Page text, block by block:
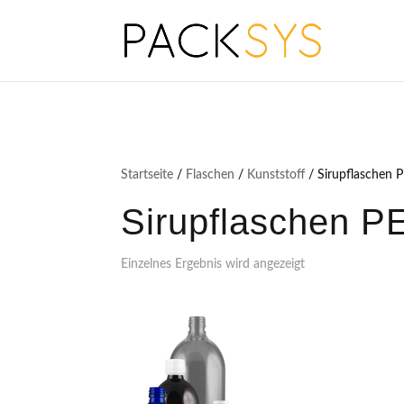
Startseite / Flaschen / Kunststoff/ Sirupflaschen
Sirupflaschen
Einzelnes Ergebnis wird angezeigt